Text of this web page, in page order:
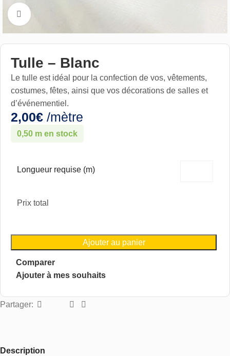
Cliquez pour aggrandir
Tulle – Blanc
Le tulle est idéal pour la confection de vos, vêtements,
costumes, fêtes, ainsi que vos décorations de salles et
d’événementiel.
2,00€ /mètre
0,50 m en stock
Longueur requise (m)
Prix total
Ajouter au panier
Comparer
Ajouter à mes souhaits
Partager:
Description